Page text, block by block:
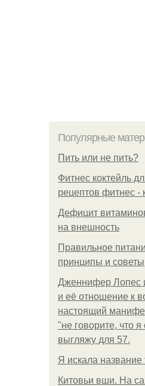
Популярные
Пить или не пить?
Фитнес коктейль
рецептов фитнес -
Дефицит
на внешность
Правильное
принципы и советы
Дженнифер Лопес
и её отношение к
настоящий
"не говорите, что я
выгляжу для 57.
Я искала название
Китовьи вши. На